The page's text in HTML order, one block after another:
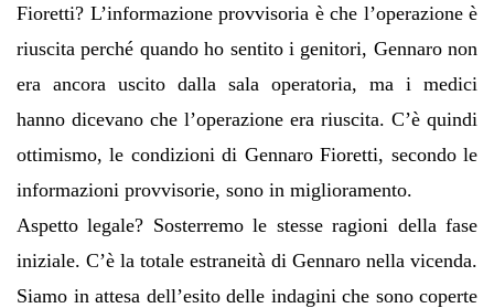
Fioretti? L’informazione provvisoria è che l’operazione è
riuscita perché quando ho sentito i genitori, Gennaro non
era ancora uscito dalla sala operatoria, ma i medici
hanno dicevano che l’operazione era riuscita. C’è quindi
ottimismo, le condizioni di Gennaro Fioretti, secondo le
informazioni provvisorie, sono in miglioramento.
Aspetto legale? Sosterremo le stesse ragioni della fase
iniziale. C’è la totale estraneità di Gennaro nella vicenda.
Siamo in attesa dell’esito delle indagini che sono coperte